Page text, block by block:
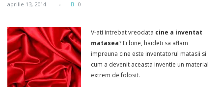
aprilie 13, 2014 0
V-ati intrebat vreodata cine a inventat
matasea? Ei bine, haideti sa aflam
impreuna cine este inventatorul matasii si
cum a devenit aceasta inventie un material
extrem de folosit.